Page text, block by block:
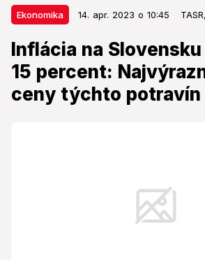
Ekonomika 14. apr. 2023 o 10:45 TASR,
Inflácia na
15 percent:
ceny týchto potravín
Ekonomika 14. apr. 2023 o 10:45
Inflácia na Slovensku
15 percent:
ceny týchto potravín